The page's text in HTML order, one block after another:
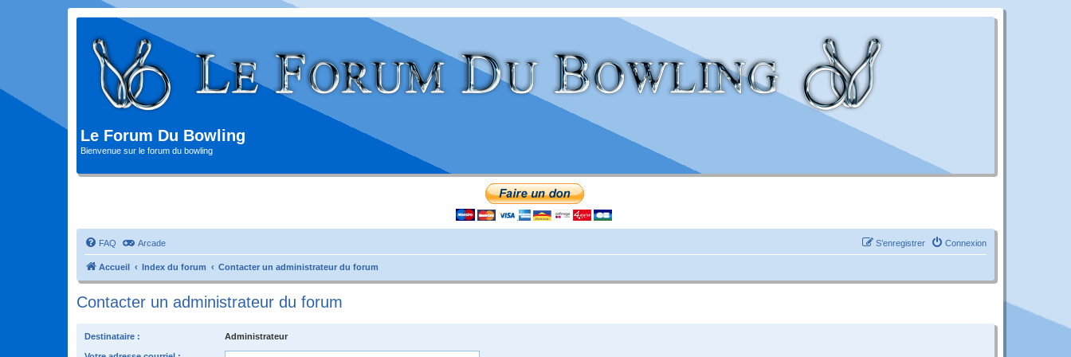
Le Forum Du Bowling
Bienvenue sur le forum du bowling
FAQ Arcade Connexion
S’enregistrer
Accueil Index du forum Contacter un administrateur du forum
Contacter un administrateur du forum
Destinataire : Administrateur